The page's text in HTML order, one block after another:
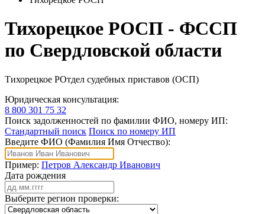
Тихорецкое РОСП - ФССП
по Свердловской области
Тихорецкое РОтдел судебных приставов (ОСП)
Юридическая консультация:
8 800 301 75 32
Поиск задолженностей по фамилии ФИО, номеру ИП:
Стандартный поиск Поиск по номеру ИП
Введите ФИО (Фамилия Имя Отчество):
Пример: Петров Александр Иванович
Дата рождения
Выберите регион проверки: